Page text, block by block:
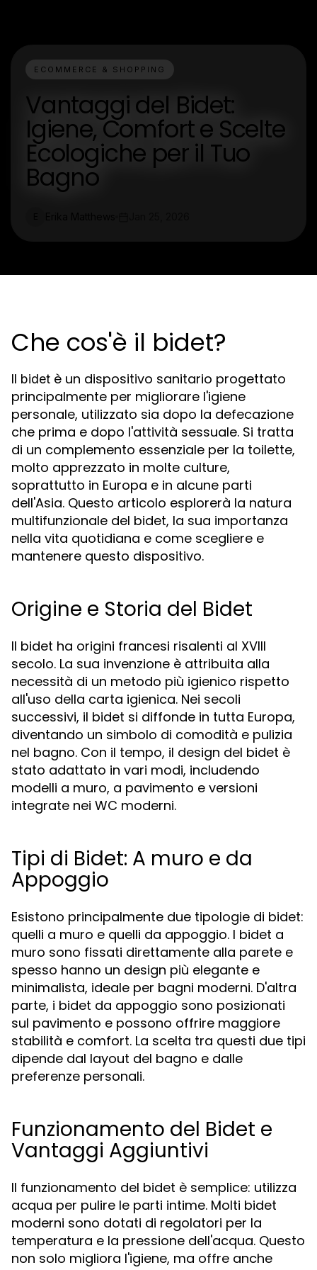
ECOMMERCE & SHOPPING
Vantaggi del Bidet:
Igiene, Comfort e Scelte
Ecologiche per il Tuo
Bagno
Che cos'è il bidet?
Il bidet è un dispositivo sanitario progettato
principalmente per migliorare l'igiene
personale, utilizzato sia dopo la defecazione
che prima e dopo l'attività sessuale. Si tratta
di un complemento essenziale per la toilette,
molto apprezzato in molte culture,
soprattutto in Europa e in alcune parti
dell'Asia. Questo articolo esplorerà la natura
multifunzionale del bidet, la sua importanza
nella vita quotidiana e come scegliere e
mantenere questo dispositivo.
Origine e Storia del Bidet
Il bidet ha origini francesi risalenti al XVIII
secolo. La sua invenzione è attribuita alla
necessità di un metodo più igienico rispetto
all'uso della carta igienica. Nei secoli
successivi, il bidet si diffonde in tutta Europa,
diventando un simbolo di comodità e pulizia
nel bagno. Con il tempo, il design del bidet è
stato adattato in vari modi, includendo
modelli a muro, a pavimento e versioni
integrate nei WC moderni.
Tipi di Bidet: A muro e da
Appoggio
Esistono principalmente due tipologie di bidet:
quelli a muro e quelli da appoggio. I bidet a
muro sono fissati direttamente alla parete e
spesso hanno un design più elegante e
minimalista, ideale per bagni moderni. D'altra
parte, i bidet da appoggio sono posizionati
sul pavimento e possono offrire maggiore
stabilità e comfort. La scelta tra questi due tipi
dipende dal layout del bagno e dalle
preferenze personali.
Funzionamento del Bidet e
Vantaggi Aggiuntivi
Il funzionamento del bidet è semplice: utilizza
acqua per pulire le parti intime. Molti bidet
moderni sono dotati di regolatori per la
temperatura e la pressione dell'acqua. Questo
non solo migliora l'igiene, ma offre anche